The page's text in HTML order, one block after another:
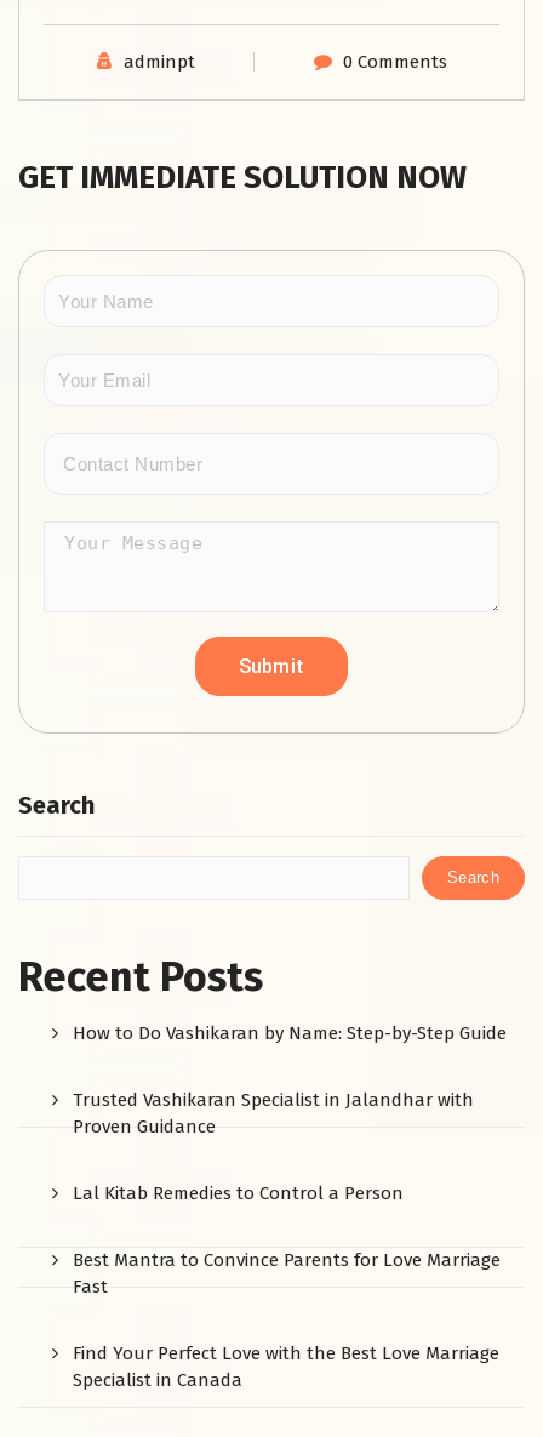
adminpt 0 Comments
GET IMMEDIATE SOLUTION NOW
Search
Search
Recent Posts
How to Do Vashikaran by Name: Step-by-Step Guide
Trusted Vashikaran Specialist in Jalandhar with
Proven Guidance
Lal Kitab Remedies to Control a Person
Best Mantra to Convince Parents for Love Marriage
Fast
Find Your Perfect Love with the Best Love Marriage
Specialist in Canada